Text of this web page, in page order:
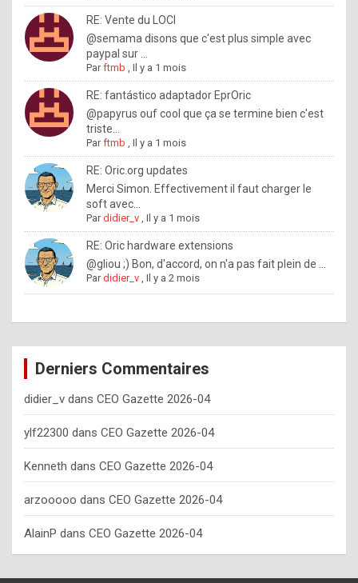
a
n
t
o
n
o
w
h
o
w
o
e
y
o
u
s
h
o
RE: Vente du LOCI
@semama disons que c'est plus simple avec
paypal sur ...
Parftmb ,Il y a 1 mois
RE: fantástico adaptador EprOric
@papyrus ouf cool que ça se termine bien c'est
triste...
Parftmb ,Il y a 1 mois
RE: Oric.org updates
Merci Simon. Effectivement il faut charger le
soft avec...
Pardidier_v ,Il y a 1 mois
RE: Oric hardware extensions
@gliou ;) Bon, d'accord, on n'a pas fait plein de ...
Pardidier_v ,Il y a 2 mois
Derniers Commentaires
didier_v dans CEO Gazette 2026-04
ylf22300 dans CEO Gazette 2026-04
Kenneth dans CEO Gazette 2026-04
arzooooo dans CEO Gazette 2026-04
AlainP dans CEO Gazette 2026-04